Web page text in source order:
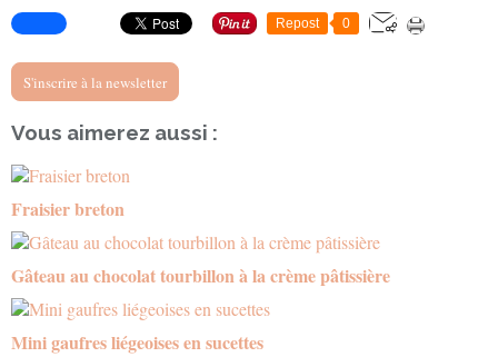
Repost 0
S'inscrire à la newsletter
Vous aimerez aussi :
Fraisier breton
Gâteau au chocolat tourbillon à la crème pâtissière
Mini gaufres liégeoises en sucettes